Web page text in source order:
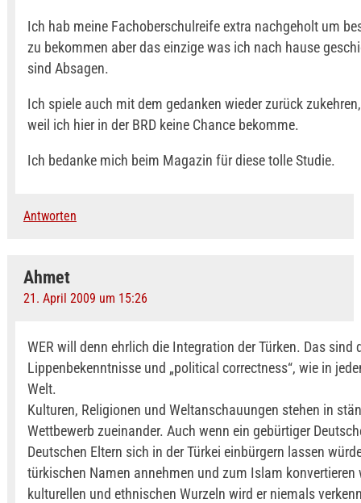
Ich hab meine Fachoberschulreife extra nachgeholt um
zu bekommen aber das einzige was ich nach hause
sind Absagen.
Ich spiele auch mit dem gedanken wieder zurück
weil ich hier in der BRD keine Chance bekomme.
Ich bedanke mich beim Magazin für diese tolle Studie.
Antworten
Ahmet
21. April 2009 um 15:26
WER will denn ehrlich die Integration der Türken. Das sind
Lippenbekenntnisse und „political correctness“, wie in
Welt.
Kulturen, Religionen und Weltanschauungen stehen in
Wettbewerb zueinander. Auch wenn ein gebürtiger
Deutschen Eltern sich in der Türkei einbürgern lassen
türkischen Namen annehmen und zum Islam konvertieren
kulturellen und ethnischen Wurzeln wird er niemals